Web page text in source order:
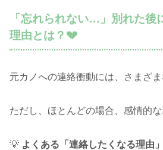
「忘れられない…」別れた後
理由とは？💔
元カノへの連絡衝動には、さまざま
ただし、ほとんどの場合、感情的な
💡 よくある「連絡したくなる理由」